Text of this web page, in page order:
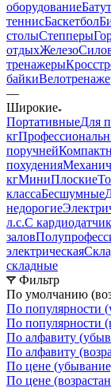
оборудование
теннисБаскетбол
столыСтепперы
отдыхЖелезо
тренажеры
байки
—
Широкие
ПортативныеДля
кг
поручней
похудения
кгМиниПлоские
классаБесшумные
недорогие
л.с.С
залов
электрическая
складные
Фильтр
По умолчанию
По популярности
По популярности
По алфавиту
По алфавиту
По цене
По цене